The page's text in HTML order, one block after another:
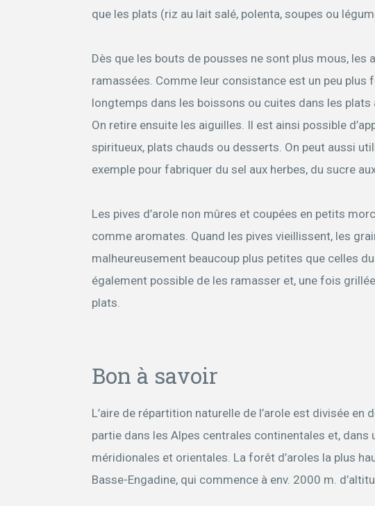
que les plats (riz au lait salé, polenta, soupes ou
Dès que les bouts de pousses ne sont plus mous, les
ramassées. Comme leur consistance est un peu plus
longtemps dans les boissons ou cuites dans les
On retire ensuite les aiguilles. Il est ainsi possible
spiritueux, plats chauds ou desserts. On peut aussi
exemple pour fabriquer du sel aux herbes, du sucre
Les pives d’arole non mûres et coupées en petits
comme aromates. Quand les pives vieillissent, les
malheureusement beaucoup plus petites que celles
également possible de les ramasser et, une fois
plats.
Bon à savoir
L’aire de répartition naturelle de l’arole est divisée en
partie dans les Alpes centrales continentales et, dans
méridionales et orientales. La forêt d’aroles la plus
Basse-Engadine, qui commence à env. 2000 m.